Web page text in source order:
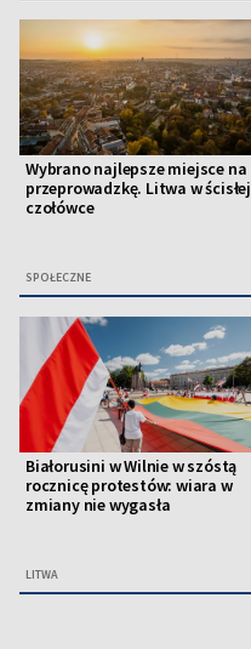
Wybrano najlepsze miejsce na
przeprowadzkę. Litwa w ścisłej
czołówce
SPOŁECZNE
Białorusini w Wilnie w szóstą
rocznicę protestów: wiara w
zmiany nie wygasła
LITWA